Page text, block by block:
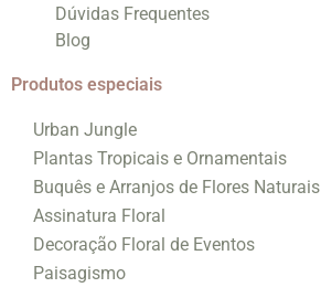
Dúvidas Frequentes
Blog
Produtos especiais
Urban Jungle
Plantas Tropicais e Ornamentais
Buquês e Arranjos de Flores Naturais
Assinatura Floral
Decoração Floral de Eventos
Paisagismo